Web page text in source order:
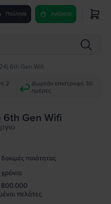
Πούλησε Αγόρασε
6th Gen Wifi
2
Δωρεάν επιστροφή 30
ημέρες
6th Gen Wifi